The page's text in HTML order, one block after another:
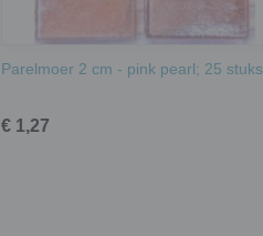
Parelmoer 2 cm - pink pearl; 25 stuks
€ 1,27